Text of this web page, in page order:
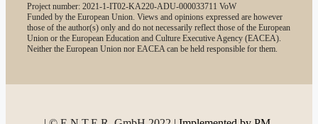
Project number: 2021-1-IT02-KA220-ADU-000033711 VoW
Funded by the European Union. Views and opinions expressed are however
those of the author(s) only and do not necessarily reflect those of the European
Union or the European Education and Culture Executive Agency (EACEA).
Neither the European Union nor EACEA can be held responsible for them.